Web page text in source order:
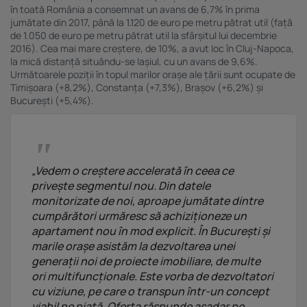
în toată România a consemnat un avans de 6,7% în prima
jumătate din 2017, până la 1.120 de euro pe metru pătrat util (față
de 1.050 de euro pe metru pătrat util la sfârșitul lui decembrie
2016). Cea mai mare creștere, de 10%, a avut loc în Cluj-Napoca,
la mică distanță situându-se Iașiul, cu un avans de 9,6%.
Următoarele poziții în topul marilor orașe ale țării sunt ocupate de
Timișoara (+8,2%), Constanța (+7,3%), Brașov (+6,2%) și
București (+5,4%).
„Vedem o creștere accelerată în ceea ce
privește segmentul nou. Din datele
monitorizate de noi, aproape jumătate dintre
cumpărători urmăresc să achiziționeze un
apartament nou în mod explicit. În București și
marile orașe asistăm la dezvoltarea unei
generații noi de proiecte imobiliare, de multe
ori multifuncționale. Este vorba de dezvoltatori
cu viziune, pe care o transpun într-un concept